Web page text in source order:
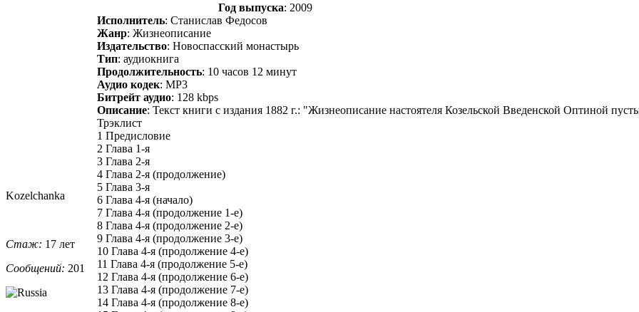
Kozelchanka
Стаж: 17 лет
Сообщений: 201
Год выпуска: 2009
Исполнитель: Станислав Федосов
Жанр: Жизнеописание
Издательство: Новоспасский монастырь
Тип: аудиокнига
Продолжительность: 10 часов 12 минут
Аудио кодек: MP3
Битрейт аудио: 128 kbps
Описание: Текст книги с издания 1882 г.: "Жизнеописание настоятеля Козельской Введенской Оптиной
Трэклист
1 Предисловие
2 Глава 1-я
3 Глава 2-я
4 Глава 2-я (продолжение)
5 Глава 3-я
6 Глава 4-я (начало)
7 Глава 4-я (продолжение 1-е)
8 Глава 4-я (продолжение 2-е)
9 Глава 4-я (продолжение 3-е)
10 Глава 4-я (продолжение 4-е)
11 Глава 4-я (продолжение 5-е)
12 Глава 4-я (продолжение 6-е)
13 Глава 4-я (продолжение 7-е)
14 Глава 4-я (продолжение 8-е)